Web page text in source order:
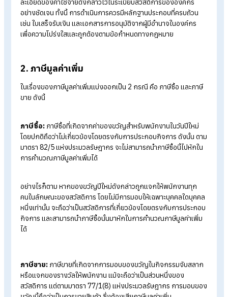
การจัดกิจกรรมจับสลากหรือแจกของรางวัลปีใหม่ให้พนักงาน ห
นายจ้างได้กำหนดระเบียบเกี่ยวกับสวัสดิการพนักงานไว้อย่างชัดเ
กิจกรรมดังกล่าวอาจมีประเด็นเกี่ยวกับการจัดการภาษีที่นายจ้างไ
1. ภาษีเงินได้นิติบุคคล
หากเป็นรายจ่ายที่จัดให้เป็นสวัสดิการส่วนรวมของพนักงาน และไม่
มอบให้แก่บุคคลใดบุคคลหนึ่งโดยเฉพาะ นอกจากนี้ ควรมีการระบุร
ละเอียดของค่าใช้จ่ายดังกล่าวไว้ในระเบียบสวัสดิการขององค์กร
อย่างชัดเจน ทั้งนี้ การดำเนินการควรมีหลักฐานประกอบที่ครบถ้วน
เช่น ใบเสร็จรับเงิน และเอกสารการอนุมัติจากผู้มีอำนาจในองค์กร
2. ภาษีมูลค่าเพิ่ม